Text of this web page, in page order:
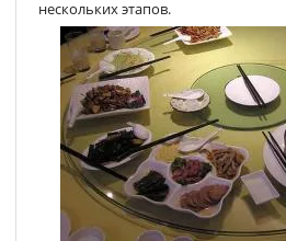
нескольких этапов.